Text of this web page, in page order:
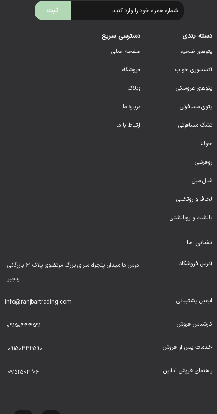
دسته بندی
پتوهای ضخیم
اکسسوری خواب
پتوهای عروسکی
پتوی مسافرتی
تشک مسافرتی
حوله
روفرشی
شال مبل
لحاف و روتختی
بالشت و روبالشتی
دسترسی سریع
صفحه اصلی
فروشگاه
وبلاگ
درباره ما
ارتباط با ما
نشانی ما
آدرس فروشگاه
ادرس ما:میدان پنجراه سرای بزرگ مرتضوی پلاک ۶۱ بازرگانی
رنجبر
ایمیل پشتیبانی info@ranjbartrading.com
کارشناس فروش 09150444591
خدمات پس از فروش 09150444590
راهنمای فروش آنلاین ۰۹۱۵۲۵۰۳۲۰۶